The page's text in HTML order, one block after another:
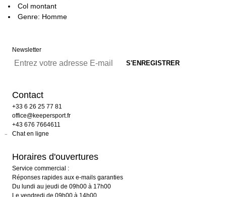
Col montant
Genre: Homme
Newsletter
Contact
+33 6 26 25 77 81
office@keepersport.fr
+43 676 7664611
Chat en ligne
Horaires d'ouvertures
Service commercial :
Réponses rapides aux e-mails garanties
Du lundi au jeudi de 09h00 à 17h00
Le vendredi de 09h00 à 14h00